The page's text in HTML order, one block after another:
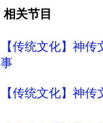
相关节目
【传统文化】神
事
【传统文化】神